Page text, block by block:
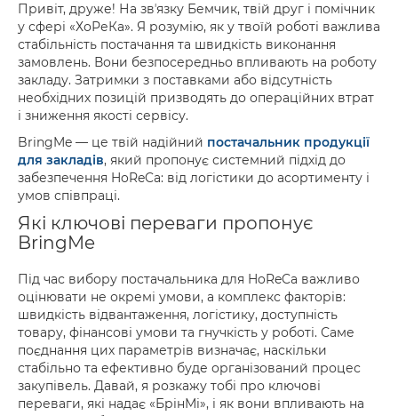
Привіт, друже! На звʼязку Бемчик, твій друг і помічник
у сфері «ХоРеКа». Я розумію, як у твоїй роботі важлива
стабільність постачання та швидкість виконання
замовлень. Вони безпосередньо впливають на роботу
закладу. Затримки з поставками або відсутність
необхідних позицій призводять до операційних втрат
і зниження якості сервісу.
BringMe — це твій надійний постачальник продукції
для закладів, який пропонує системний підхід до
забезпечення HoReCa: від логістики до асортименту і
умов співпраці.
Які ключові переваги пропонує
BringMe
Під час вибору постачальника для HoReCa важливо
оцінювати не окремі умови, а комплекс факторів:
швидкість відвантаження, логістику, доступність
товару, фінансові умови та гнучкість у роботі. Саме
поєднання цих параметрів визначає, наскільки
стабільно та ефективно буде організований процес
закупівель. Давай, я розкажу тобі про ключові
переваги, які надає «БрінМі», і як вони впливають на